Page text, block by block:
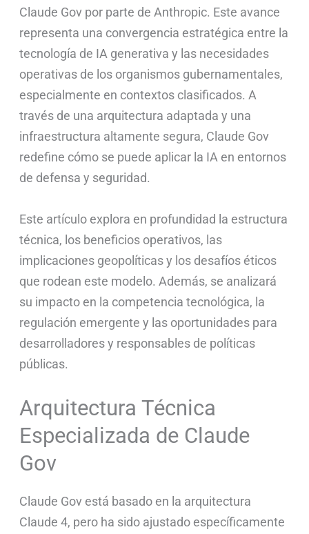
Claude Gov por parte de Anthropic. Este avance
representa una convergencia estratégica entre la
tecnología de IA generativa y las necesidades
operativas de los organismos gubernamentales,
especialmente en contextos clasificados. A
través de una arquitectura adaptada y una
infraestructura altamente segura, Claude Gov
redefine cómo se puede aplicar la IA en entornos
de defensa y seguridad.
Este artículo explora en profundidad la estructura
técnica, los beneficios operativos, las
implicaciones geopolíticas y los desafíos éticos
que rodean este modelo. Además, se analizará
su impacto en la competencia tecnológica, la
regulación emergente y las oportunidades para
desarrolladores y responsables de políticas
públicas.
Arquitectura Técnica
Especializada de Claude
Gov
Claude Gov está basado en la arquitectura
Claude 4, pero ha sido ajustado específicamente